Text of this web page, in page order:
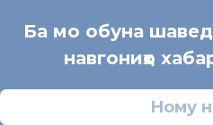
Ба мо обуна шавед
навгониҳо